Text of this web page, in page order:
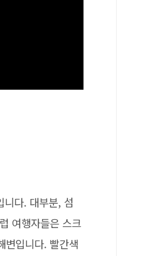
니다. 대부분, 섬
여행자들은 스크
변입니다. 빨간색